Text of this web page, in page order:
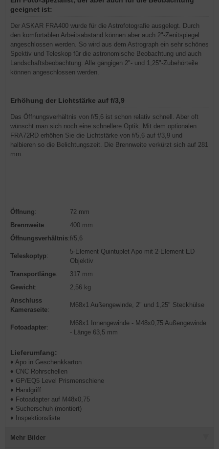
geeignet ist:
Der ASKAR FRA400 wurde für die Astrofotografie ausgelegt. Durch
den komfortablen Arbeitsabstand können aber auch 2"-Zenitspiegel
angeschlossen werden. So wird aus dem Astrograph ein sehr schönes
Spektiv und Teleskop für die astronomische Beobachtung und auch
Landschaftsbeobachtung. Alle gängigen 2"- und 1,25"-Zubehörteile
können angeschlossen werden.
Erhöhung der Lichtstärke auf f/3,9
Das Öffnungsverhältnis von f/5,6 ist schon relativ schnell. Aber oft
wünscht man sich noch eine schnellere Optik. Mit dem optionalen
FRA72RD erhöhen Sie die Lichtstärke von f/5,6 auf f/3,9 und
halbieren so die Belichtungszeit. Die Brennweite verkürzt sich auf 281
mm.
Öffnung:
72 mm
Brennweite:
400 mm
Öffnungsverhältnis:f/5,6
Teleskoptyp:
5-Element Quintuplet Apo mit 2-Element ED
Objektiv
Transportlänge:
317 mm
Gewicht:
2,56 kg
Anschluss
Kameraseite:
M68x1 Außengewinde, 2" und 1,25" Steckhülse
Fotoadapter:
M68x1 Innengewinde - M48x0,75 Außengewinde
- Länge 63,5 mm
Lieferumfang:
♦ Apo in Geschenkkarton
♦ CNC Rohrschellen
♦ GP/EQ5 Level Prismenschiene
♦ Handgriff
♦ Fotoadapter auf M48x0,75
♦ Sucherschuh (montiert)
♦ Inspektionsliste
Mehr Bilder